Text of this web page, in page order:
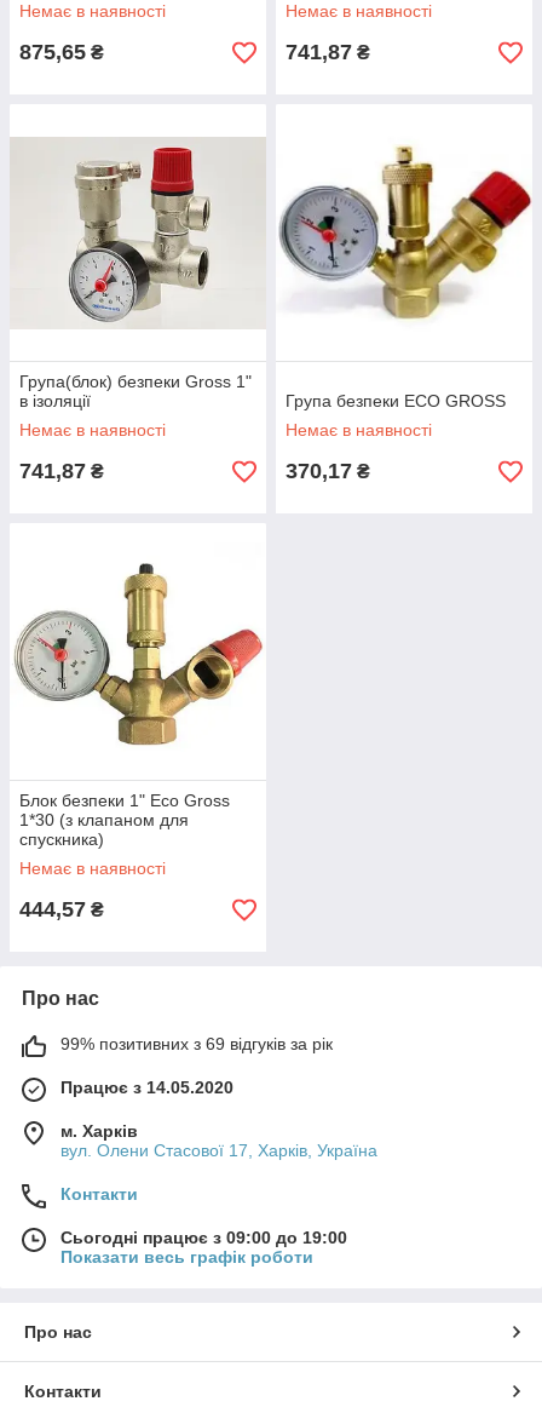
Немає в наявності
875,65 ₴
Немає в наявності
741,87 ₴
Група(блок) безпеки Gross 1"
в ізоляції
Немає в наявності
741,87 ₴
Група безпеки ECO GROSS
Немає в наявності
370,17 ₴
Блок безпеки 1" Eco Gross
1*30 (з клапаном для
спускника)
Немає в наявності
444,57 ₴
Про нас
99% позитивних з 69 відгуків за рік
Працює з 14.05.2020
м. Харків
вул. Олени Стасової 17, Харків, Україна
Контакти
Сьогодні працює з 09:00 до 19:00
Показати весь графік роботи
Про нас
Контакти